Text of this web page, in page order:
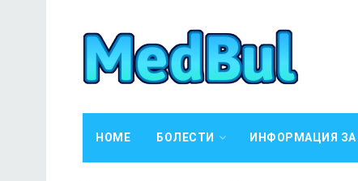
HOME БОЛЕСТИ ИНФОРМАЦИЯ ЗА